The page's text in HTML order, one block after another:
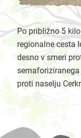
Po približno 5
regionalne cesta
desno v smeri
proti naselju